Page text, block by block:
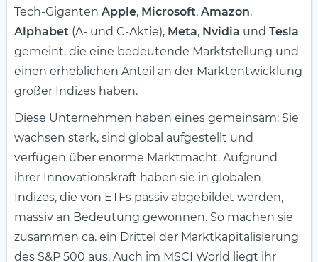
Tech-Giganten Apple, Microsoft, Amazon,
Alphabet (A- und C-Aktie), Meta, Nvidia und Tesla
gemeint, die eine bedeutende Marktstellung und
einen erheblichen Anteil an der Marktentwicklung
großer Indizes haben.
Diese Unternehmen haben eines gemeinsam: Sie
wachsen stark, sind global aufgestellt und
verfügen über enorme Marktmacht. Aufgrund
ihrer Innovationskraft haben sie in globalen
Indizes, die von ETFs passiv abgebildet werden,
massiv an Bedeutung gewonnen. So machen sie
zusammen ca. ein Drittel der Marktkapitalisierung
des S&P 500 aus. Auch im MSCI World liegt ihr